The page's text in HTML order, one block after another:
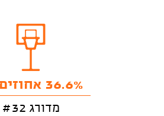
36.6% אחוזים ל3
מדורג #32